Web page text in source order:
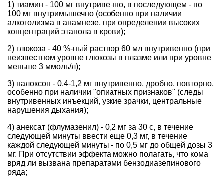
1) тиамин - 100 мг внутривенно, в последующем - по
100 мг внутримышечно (особенно при наличии
алкоголизма в анамнезе, при определении высоких
концентраций этанола в крови);
2) глюкоза - 40 %-ный раствор 60 мл внутривенно (при
неизвестном уровне глюкозы в плазме или при уровне
меньше 3 ммоль/л);
3) налоксон - 0,4-1,2 мг внутривенно, дробно, повторно,
особенно при наличии "опиатных признаков" (следы
внутривенных инъекций, узкие зрачки, центральные
нарушения дыхания);
4) анексат (флумазенил) - 0,2 мг за 30 с, в течение
следующей минуты ввести еще 0,3 мг, в течение
каждой следующей минуты - по 0,5 мг до общей дозы 3
мг. При отсутствии эффекта можно полагать, что кома
вряд ли вызвана препаратами бензодиазепинового
ряда;